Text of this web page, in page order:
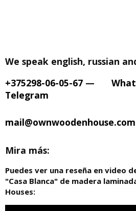
We speak english, russian
+375298-06-05-67 —
Telegram
mail@ownwoodenhouse.com
Mira más:
Puedes ver una reseña en video
"Casa Blanca" de madera
Houses: